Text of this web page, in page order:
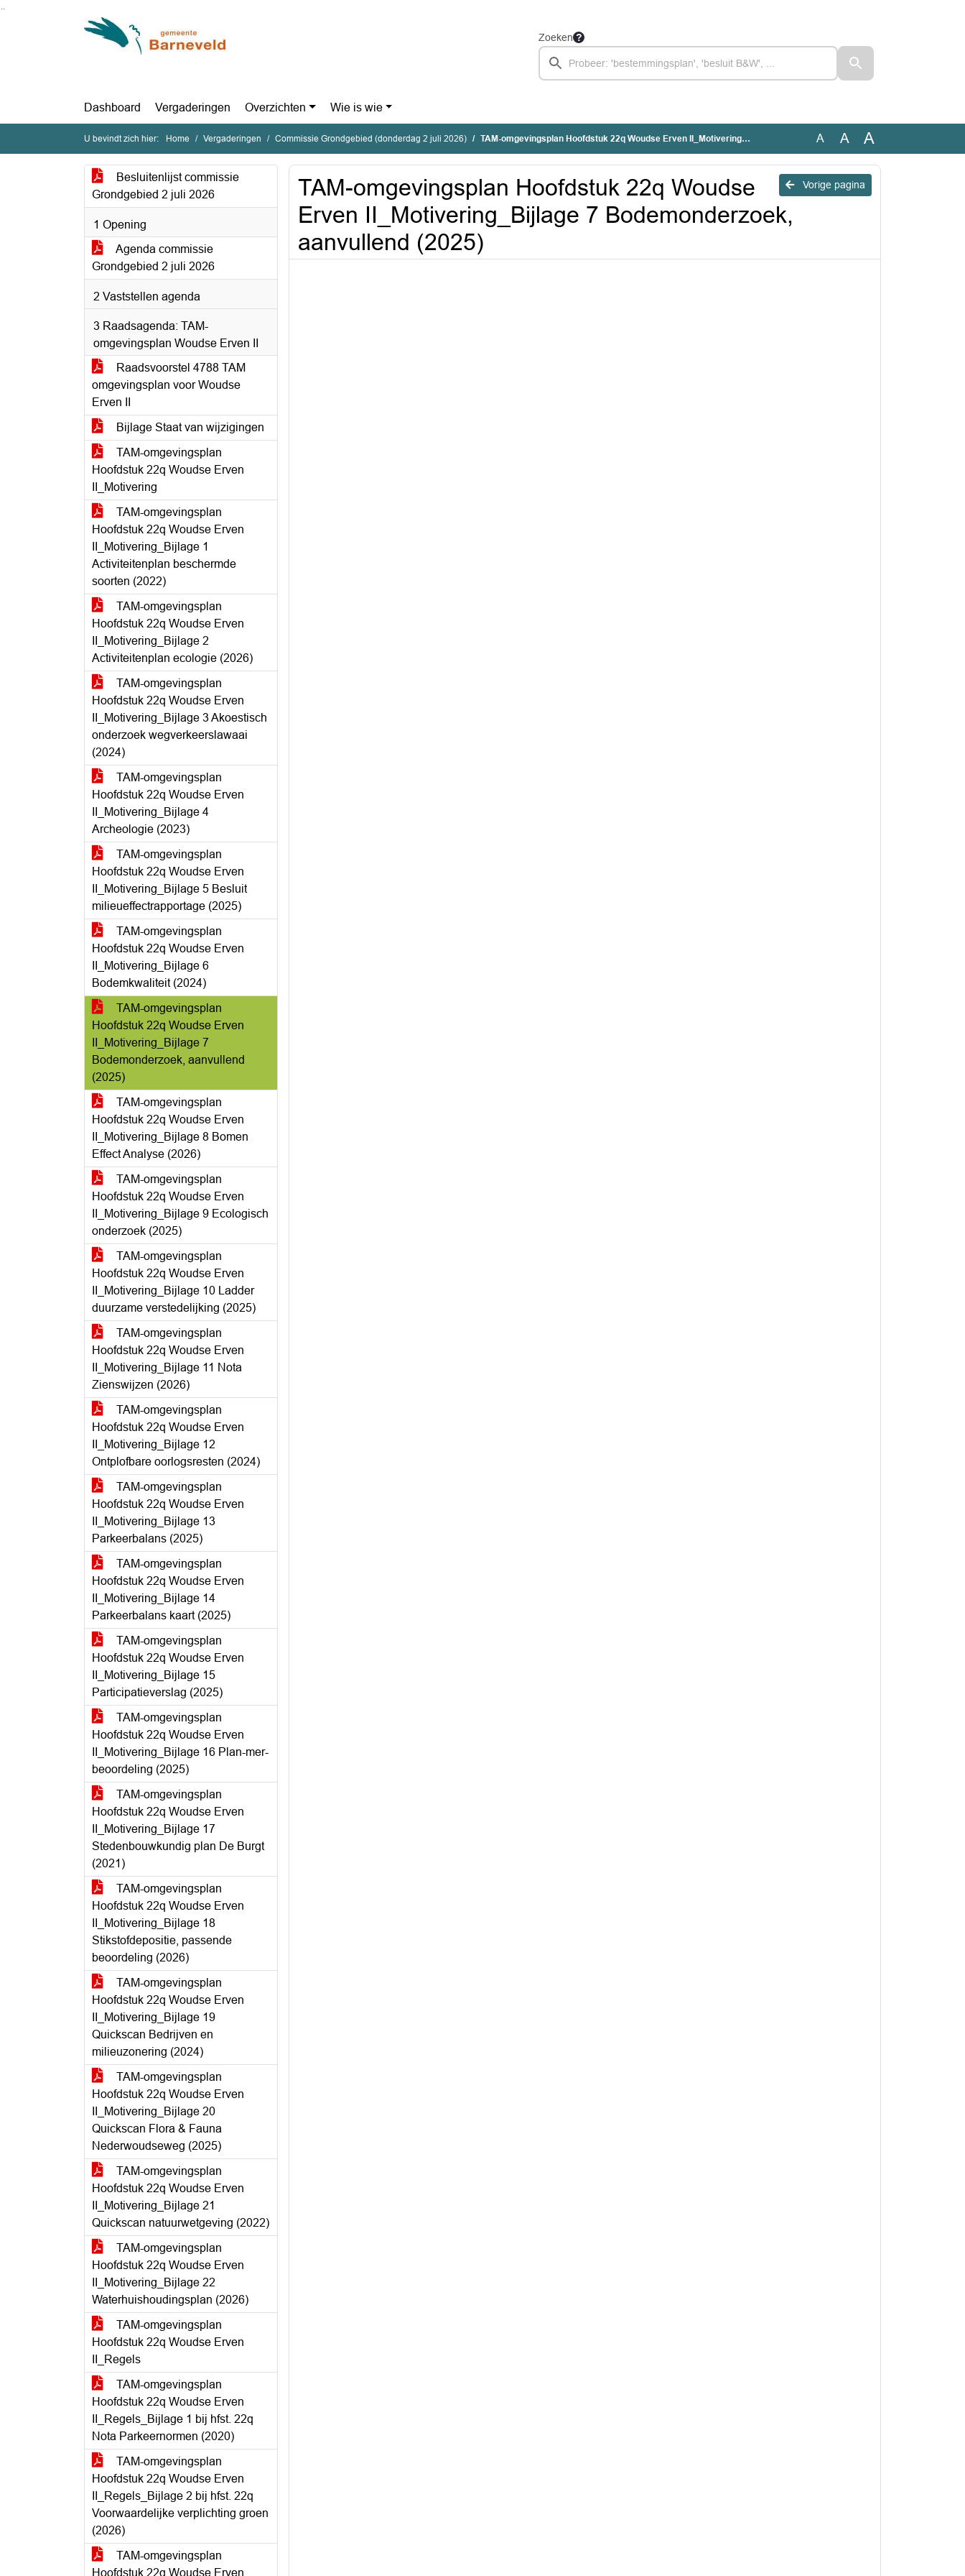
Ga naar de inhoud van deze pagina
Ga naar het zoeken
Zoeken
Dashboard Vergaderingen Overzichten Wie is wie
U bevindt zich hier: Home Vergaderingen Commissie Grondgebied (donderdag 2 juli 2026) TAM-omgevingsplan Hoofdstuk 22q Woudse Erven II_Motivering_Bijlage 7 Bodemonderzoek, aanvullend (2025) A A A
Besluitenlijst commissie
Grondgebied 2 juli 2026
1 Opening
Agenda commissie
Grondgebied 2 juli 2026
2 Vaststellen agenda
3 Raadsagenda: TAM-
omgevingsplan Woudse Erven II
Raadsvoorstel 4788 TAM
omgevingsplan voor Woudse
Erven II
Bijlage Staat van wijzigingen
TAM-omgevingsplan
Hoofdstuk 22q Woudse Erven
II_Motivering
TAM-omgevingsplan
Hoofdstuk 22q Woudse Erven
II_Motivering_Bijlage 1
Activiteitenplan beschermde
soorten (2022)
TAM-omgevingsplan
Hoofdstuk 22q Woudse Erven
II_Motivering_Bijlage 2
Activiteitenplan ecologie (2026)
TAM-omgevingsplan
Hoofdstuk 22q Woudse Erven
II_Motivering_Bijlage 3 Akoestisch
onderzoek wegverkeerslawaai
(2024)
TAM-omgevingsplan
Hoofdstuk 22q Woudse Erven
II_Motivering_Bijlage 4
Archeologie (2023)
TAM-omgevingsplan
Hoofdstuk 22q Woudse Erven
II_Motivering_Bijlage 5 Besluit
milieueffectrapportage (2025)
TAM-omgevingsplan
Hoofdstuk 22q Woudse Erven
II_Motivering_Bijlage 6
Bodemkwaliteit (2024)
TAM-omgevingsplan
Hoofdstuk 22q Woudse Erven
II_Motivering_Bijlage 7
Bodemonderzoek, aanvullend
(2025)
TAM-omgevingsplan
Hoofdstuk 22q Woudse Erven
II_Motivering_Bijlage 8 Bomen
Effect Analyse (2026)
TAM-omgevingsplan
Hoofdstuk 22q Woudse Erven
II_Motivering_Bijlage 9 Ecologisch
onderzoek (2025)
TAM-omgevingsplan
Hoofdstuk 22q Woudse Erven
II_Motivering_Bijlage 10 Ladder
duurzame verstedelijking (2025)
TAM-omgevingsplan
Hoofdstuk 22q Woudse Erven
II_Motivering_Bijlage 11 Nota
Zienswijzen (2026)
TAM-omgevingsplan
Hoofdstuk 22q Woudse Erven
II_Motivering_Bijlage 12
Ontplofbare oorlogsresten (2024)
TAM-omgevingsplan
Hoofdstuk 22q Woudse Erven
II_Motivering_Bijlage 13
Parkeerbalans (2025)
TAM-omgevingsplan
Hoofdstuk 22q Woudse Erven
II_Motivering_Bijlage 14
Parkeerbalans kaart (2025)
TAM-omgevingsplan
Hoofdstuk 22q Woudse Erven
II_Motivering_Bijlage 15
Participatieverslag (2025)
TAM-omgevingsplan
Hoofdstuk 22q Woudse Erven
II_Motivering_Bijlage 16 Plan-mer-
beoordeling (2025)
TAM-omgevingsplan
Hoofdstuk 22q Woudse Erven
II_Motivering_Bijlage 17
Stedenbouwkundig plan De Burgt
(2021)
TAM-omgevingsplan
Hoofdstuk 22q Woudse Erven
II_Motivering_Bijlage 18
Stikstofdepositie, passende
beoordeling (2026)
TAM-omgevingsplan
Hoofdstuk 22q Woudse Erven
II_Motivering_Bijlage 19
Quickscan Bedrijven en
milieuzonering (2024)
TAM-omgevingsplan
Hoofdstuk 22q Woudse Erven
II_Motivering_Bijlage 20
Quickscan Flora & Fauna
Nederwoudseweg (2025)
TAM-omgevingsplan
Hoofdstuk 22q Woudse Erven
II_Motivering_Bijlage 21
Quickscan natuurwetgeving (2022)
TAM-omgevingsplan
Hoofdstuk 22q Woudse Erven
II_Motivering_Bijlage 22
Waterhuishoudingsplan (2026)
TAM-omgevingsplan
Hoofdstuk 22q Woudse Erven
II_Regels
TAM-omgevingsplan
Hoofdstuk 22q Woudse Erven
II_Regels_Bijlage 1 bij hfst. 22q
Nota Parkeernormen (2020)
TAM-omgevingsplan
Hoofdstuk 22q Woudse Erven
II_Regels_Bijlage 2 bij hfst. 22q
Voorwaardelijke verplichting groen
(2026)
TAM-omgevingsplan
Hoofdstuk 22q Woudse Erven
Vorige pagina
TAM-omgevingsplan Hoofdstuk 22q Woudse
Erven II_Motivering_Bijlage 7 Bodemonderzoek,
aanvullend (2025)